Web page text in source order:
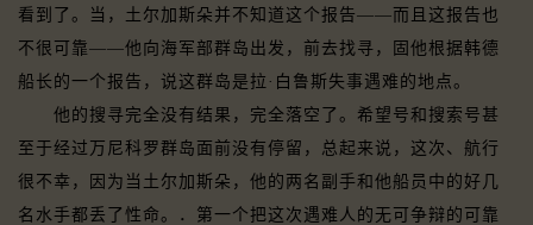
看到了。当，土尔加斯朵并不知道这个报告——而且这报告也
不很可靠——他向海军部群岛出发，前去找寻，固他根据韩德
船长的一个报告，说这群岛是拉·白鲁斯失事遇难的地点。
他的搜寻完全没有结果，完全落空了。希望号和搜索号甚
至于经过万尼科罗群岛面前没有停留，总起来说，这次、航行
很不幸，因为当土尔加斯朵，他的两名副手和他船员中的好几
名水手都丢了性命。．第一个把这次遇难人的无可争辩的可靠